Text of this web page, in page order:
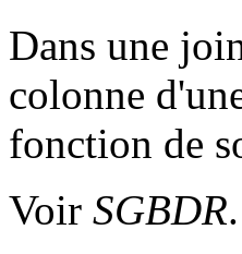
Dans une
colonne
fonction de
Voir SGBDR.